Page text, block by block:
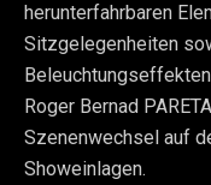
herunterfahrbaren
Sitzgelegenheiten
Roger Bernad
Szenenwechsel auf
Showeinlagen.